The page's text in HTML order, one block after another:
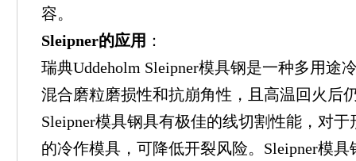
容。
Sleipner的应用 ：
瑞典Uddeholm Sleipner模具钢是一种多用途
混合磨粒磨损性和抗崩角性，且高温回火后
Sleipner模具钢具有极佳的线切割性能，对
的冷作模具，可降低开裂风险。Sleipner模